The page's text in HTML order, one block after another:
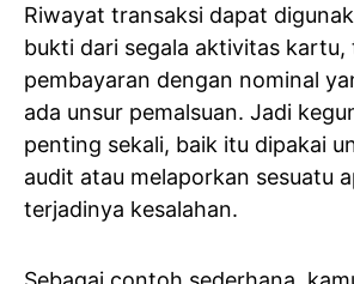
Riwayat transaksi dapat
bukti dari segala aktivitas kartu,
pembayaran dengan nominal
ada unsur pemalsuan. Jadi
penting sekali, baik itu dipakai
audit atau melaporkan sesuatu
terjadinya kesalahan.